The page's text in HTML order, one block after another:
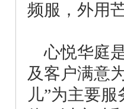
频服，外用
心悦华庭
及客户满意
儿”为主要